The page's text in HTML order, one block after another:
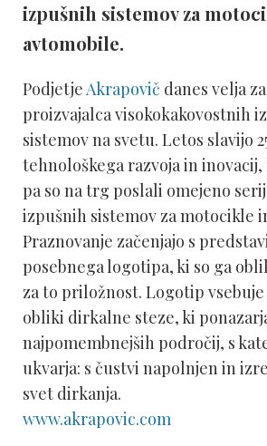
izpušnih sistemov za
avtomobile.
PodjetjeAkrapovič danes velja
proizvajalca visokokakovostnih
sistemov na svetu. Letos slavijo
tehnološkega razvoja in
pa so na trg poslali omejeno
izpušnih sistemov za motocikle
Praznovanje začenjajo s
posebnega logotipa, ki so ga
za to priložnost. Logotip vsebuje
obliki dirkalne steze, ki
najpomembnejših področij, s
ukvarja: s čustvi napolnjen in
svet dirkanja.
www.akrapovic.com